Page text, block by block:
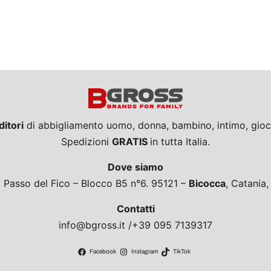
di abbigliamento uomo, donna, bambino, intimo,
Spedizioni GRATIS in tutta Italia.
Dove siamo
Passo del Fico – Blocco B5 n°6. 95121 – Bicocca,
Contatti
info@bgross.it /+39 095 7139317
Facebook Instagram TikTok